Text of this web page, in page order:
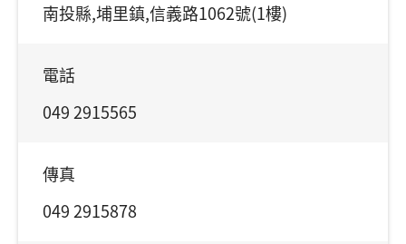
南投縣,埔里鎮,信義路1062號(1樓)
電話
049 2915565
傳真
049 2915878